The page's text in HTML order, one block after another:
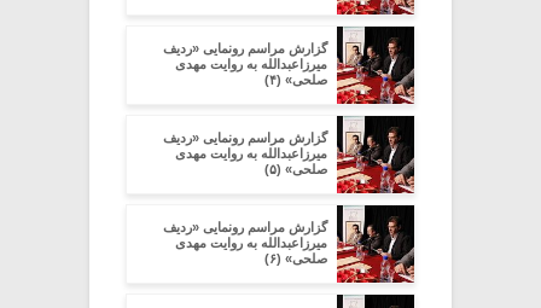
گزارش مراسم رونمایی «ردیف
میرزاعبدالله به روایت مهدی
صلحی» (۴)
گزارش مراسم رونمایی «ردیف
میرزاعبدالله به روایت مهدی
صلحی» (۵)
گزارش مراسم رونمایی «ردیف
میرزاعبدالله به روایت مهدی
صلحی» (۶)